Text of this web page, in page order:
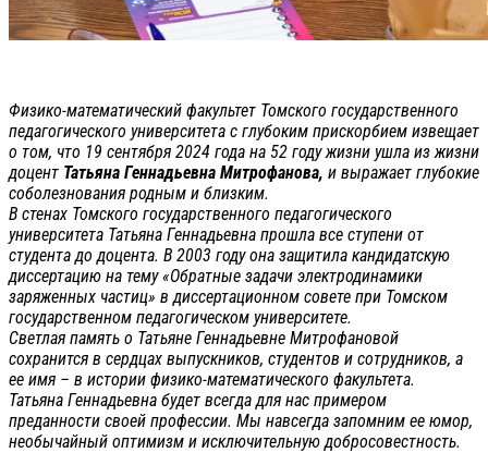
Физико-математический факультет Томского государственного
педагогического университета с глубоким прискорбием извещает
о том, что 19 сентября 2024 года на 52 году жизни ушла из жизни
доцент Татьяна Геннадьевна Митрофанова, и выражает глубокие
соболезнования родным и близким.
В стенах Томского государственного педагогического
университета Татьяна Геннадьевна прошла все ступени от
студента до доцента. В 2003 году она защитила кандидатскую
диссертацию на тему «Обратные задачи электродинамики
заряженных частиц» в диссертационном совете при Томском
государственном педагогическом университете.
Светлая память о Татьяне Геннадьевне Митрофановой
сохранится в сердцах выпускников, студентов и сотрудников, а
ее имя – в истории физико-математического факультета.
Татьяна Геннадьевна будет всегда для нас примером
преданности своей профессии. Мы навсегда запомним ее юмор,
необычайный оптимизм и исключительную добросовестность.